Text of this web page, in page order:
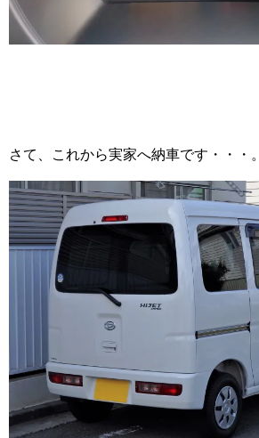
さて、これから実家へ納車です・・・。